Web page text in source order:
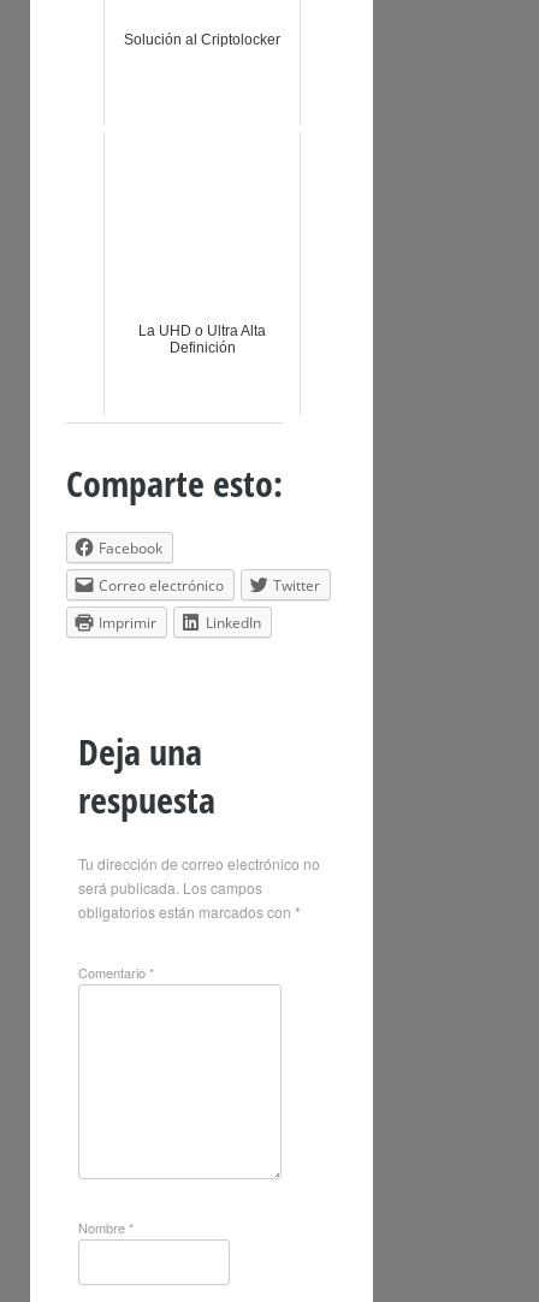
Solución al Criptolocker
La UHD o Ultra Alta
Definición
Comparte esto:
Facebook
Correo electrónico
Twitter
Imprimir
LinkedIn
Deja una
respuesta
Tu dirección de correo electrónico no
será publicada. Los campos
obligatorios están marcados con *
Comentario*
Nombre*